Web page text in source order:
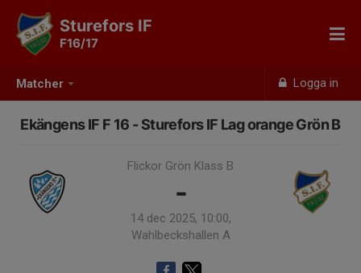
Matcher Logga in
Sturefors IF
F16/17
Ekängens IF F 16 - Sturefors IF Lag orange Grön B
Flickor Grön Klass B
-
14 dec 2025, 10:00,
Wahlbeckshallen A